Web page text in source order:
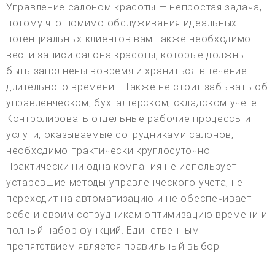
Управление салоном красоты — непростая задача,
потому что помимо обслуживания идеальных
потенциальных клиентов вам также необходимо
вести записи салона красоты, которые должны
быть заполнены вовремя и храниться в течение
длительного времени. . Также не стоит забывать об
управленческом, бухгалтерском, складском учете.
Контролировать отдельные рабочие процессы и
услуги, оказываемые сотрудниками салонов,
необходимо практически круглосуточно!
Практически ни одна компания не использует
устаревшие методы управленческого учета, не
переходит на автоматизацию и не обеспечивает
себе и своим сотрудникам оптимизацию времени и
полный набор функций. Единственным
препятствием является правильный выбор